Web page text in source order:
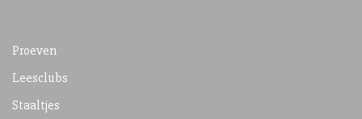
Proeven
Leesclubs
Staaltjes